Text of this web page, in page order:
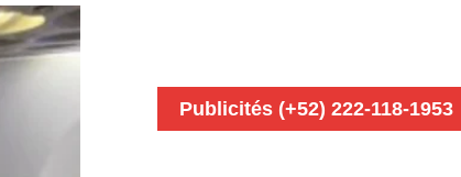
Publicités (+52) 222-118-1953